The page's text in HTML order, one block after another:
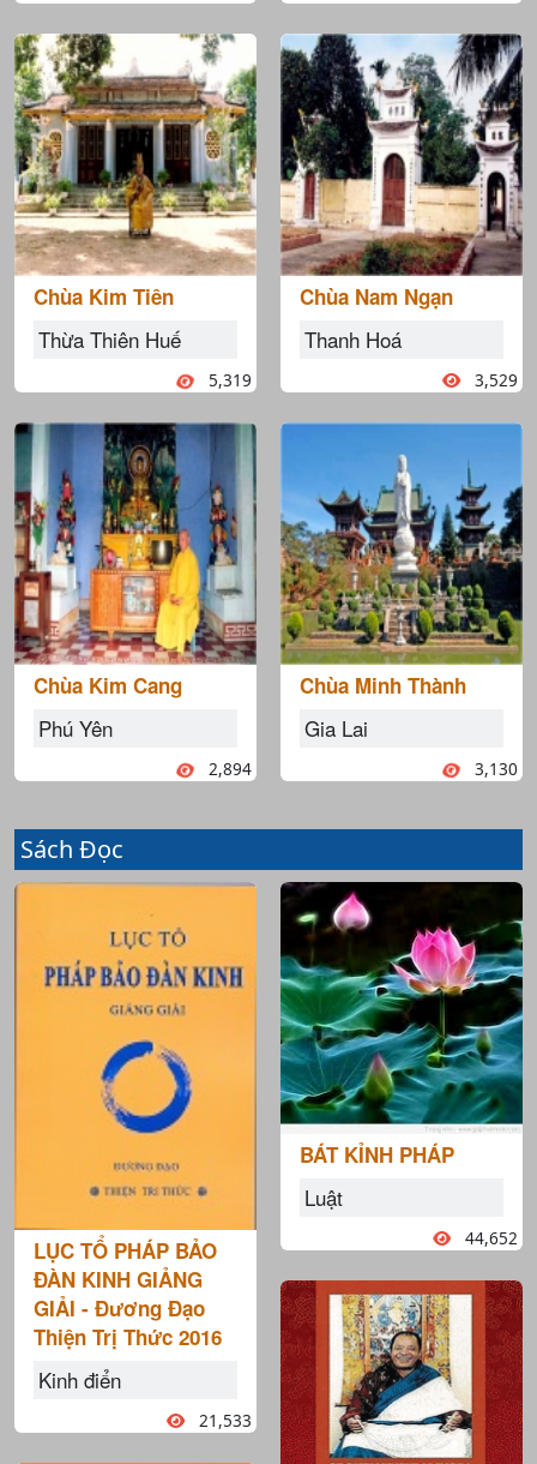
Chùa Kim Tiên
Thừa Thiên Huế
5,319
Chùa Kim Cang
Phú Yên
2,894
Chùa Nam Ngạn
Thanh Hoá
3,529
Chùa Minh Thành
Gia Lai
3,130
Sách Đọc
LỤC TỔ PHÁP BẢO
ĐÀN KINH GIẢNG
GIẢI - Đương Đạo
Thiện Trị Thức 2016
Kinh điển
21,533
BÁT KỈNH PHÁP
Luật
44,652